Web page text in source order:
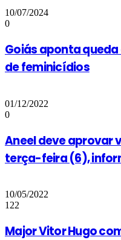
10/07/2024
0
Goiás aponta queda
de feminicídios
01/12/2022
0
Aneel deve aprovar
terça-feira (6),
10/05/2022
122
Major Vitor Hugo